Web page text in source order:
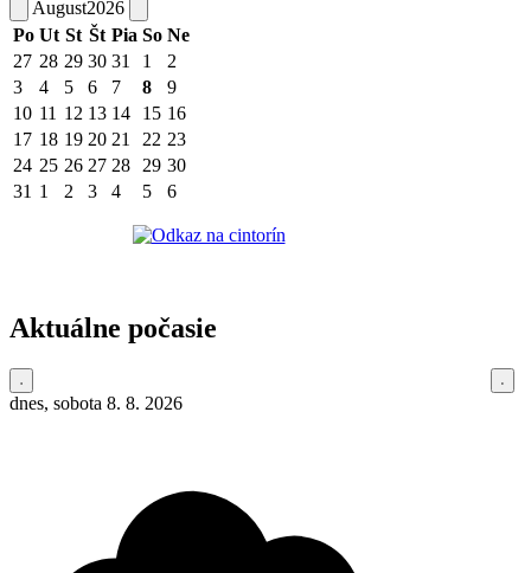
August2026
Po Ut St Št Pia So Ne
27 28 29 30 31 1
2
3
4 5 6 7 8
9
10 11 12 13 14 15 16
17 18 19 20 21 22 23
24 25 26 27 28 29 30
31 1 2 3 4 5 6
Aktuálne počasie
dnes, sobota 8. 8. 2026